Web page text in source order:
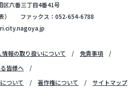
六番三丁目4番41号
）
ファックス：052-654-6788
情報の取り扱いについて
免責事項
皆様へ
ついて
著作権について サイトマップ